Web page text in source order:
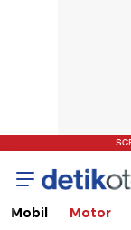
Mobil Motor